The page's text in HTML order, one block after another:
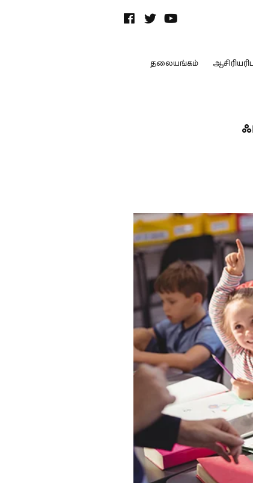
தலையங்கம்